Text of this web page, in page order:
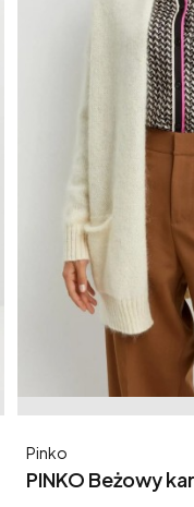
PINKO Beżowy
Producent
Pinko